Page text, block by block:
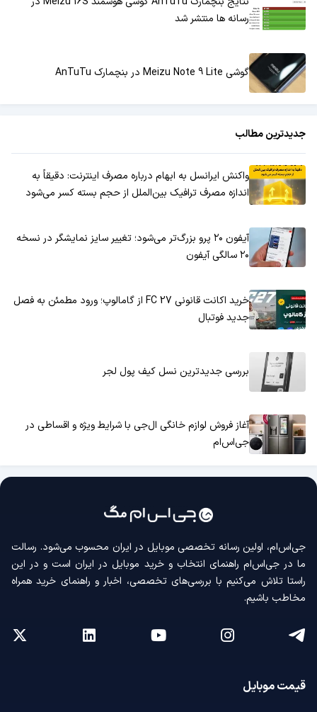
رسانه ها منتشر شد
گوشی Meizu Note 9 Lite در بنچمارک AnTuTu
جدیدترین مطالب
واکنش ایرانسل به ابهام درباره مصرف اینترنت: دقیقاً به
اندازه مصرف ترافیک بین‌الملل از حجم بسته کسر می‌شود
آیفون ۲۰ پرو بزرگ‌تر می‌شود؛ تغییر سایز نمایشگر در نسخه
۲۰ سالگی آیفون
خرید اکانت قانونی FC 27 از گامالوپ؛ ورود مطمئن به فصل
جدید فوتبال
بررسی جدیدترین نسل کیف پول لجر
آغاز فروش لوازم خانگی ال‌جی با شرایط ویژه و اقساطی در
جی‌اس‌ام
جی‌اس‌ام، اولین رسانه‌ تخصصی موبایل در ایران محسوب می‌شود. رسالت
ما در جی‌اس‌ام راهنمای انتخاب و خرید موبایل در ایران است و در این
راستا تلاش می‌کنیم با بررسی‌های تخصصی، اخبار و راهنمای خرید همراه
مخاطب باشیم.
قیمت موبایل